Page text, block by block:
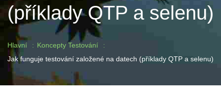
(příklady QTP a selenu)
Hlavní
Koncepty Testování
Jak funguje testování založené na datech (příklady QTP a selenu)